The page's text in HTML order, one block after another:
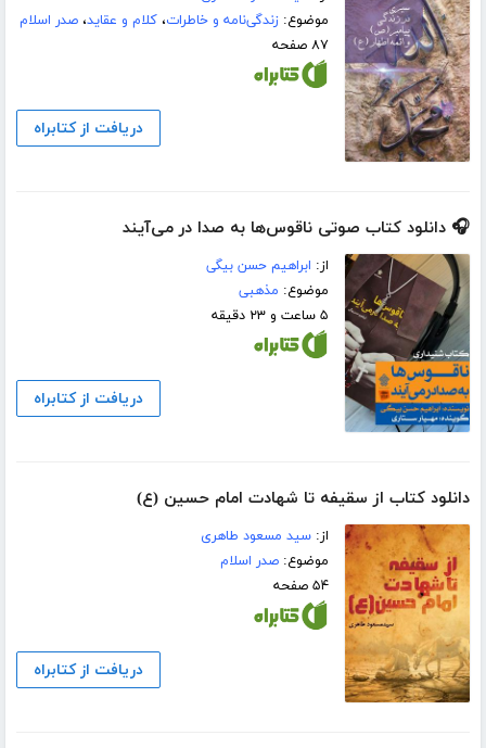
موضوع:زندگی‌نامه و خاطرات،کلام و عقاید،صدر اسلام
۸۷ صفحه
دریافت از کتابراه
🎧 دانلود کتاب صوتی ناقوس‌ها به صدا در می‌آیند
از: ابراهیم حسن بیگی
موضوع: مذهبی
۵ ساعت و ۲۳ دقیقه
دریافت از کتابراه
دانلود کتاب از سقیفه تا شهادت امام حسین (ع)
از:سید مسعود طاهری
موضوع:صدر اسلام
۵۴ صفحه
دریافت از کتابراه